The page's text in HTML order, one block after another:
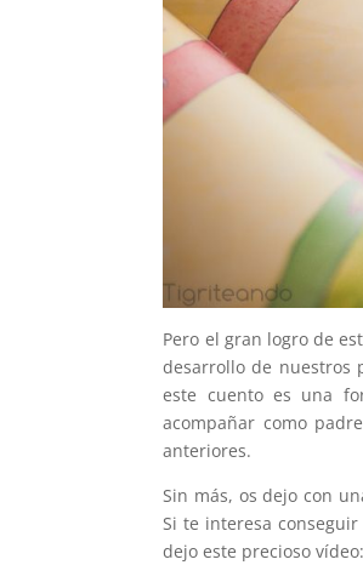
Pero el gran logro de
desarrollo de nuestros
este cuento es una
acompañar como
anteriores.
Sin más, os dejo con
Si te interesa
dejo este precioso vídeo: